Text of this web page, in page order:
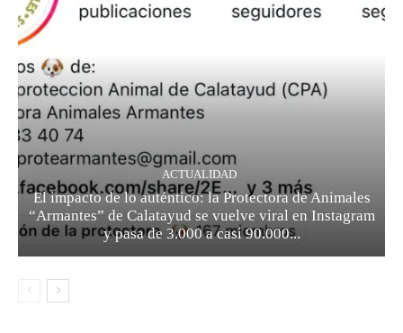
ACTUALIDAD
El impacto de lo auténtico: la Protectora de Animales
“Armantes” de Calatayud se vuelve viral en Instagram
y pasa de 3.000 a casi 90.000...